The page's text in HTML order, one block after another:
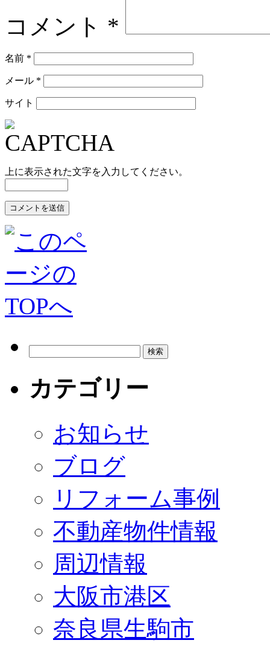
コメント *
名前 *
メール *
サイト
上に表示された文字を入力してください。
カテゴリー
お知らせ
ブログ
リフォーム事例
不動産物件情報
周辺情報
大阪市港区
奈良県生駒市